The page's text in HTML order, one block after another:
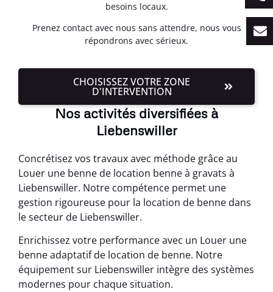
besoins locaux.
Prenez contact avec nous sans attendre, nous vous
répondrons avec sérieux.
CHOISISSEZ VOTRE ZONE
D'INTERVENTION
Nos activités diversifiées à
Liebenswiller
Concrétisez vos travaux avec méthode grâce au
Louer une benne de location benne à gravats à
Liebenswiller. Notre compétence permet une
gestion rigoureuse pour la location de benne dans
le secteur de Liebenswiller.
Enrichissez votre performance avec un Louer une
benne adaptatif de location de benne. Notre
équipement sur Liebenswiller intègre des systèmes
modernes pour chaque situation.